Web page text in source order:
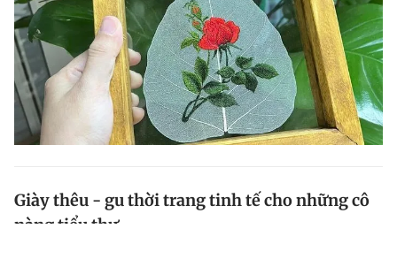
Giày thêu - gu thời trang tinh tế cho những cô
nàng tiểu thư